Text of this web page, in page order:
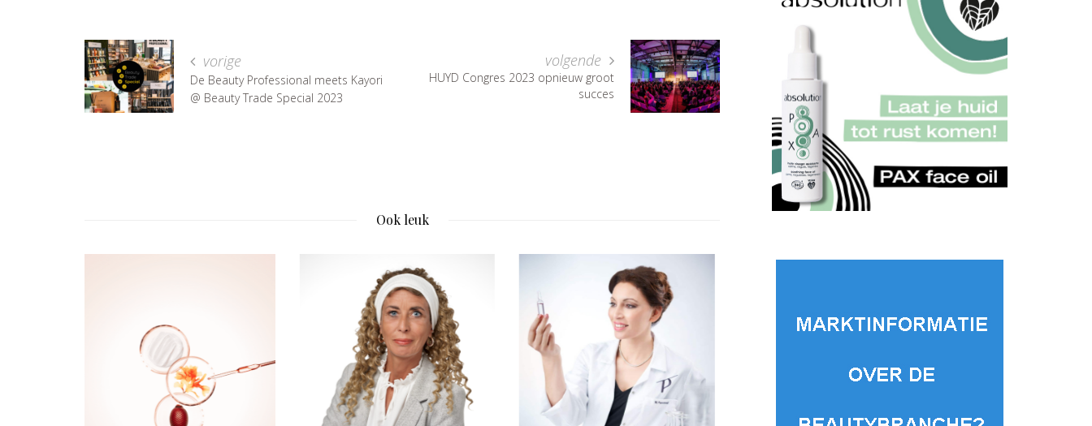
vorige
De Beauty Professional meets Kayori
@ Beauty Trade Special 2023
volgende
HUYD Congres 2023 opnieuw groot
succes
Ook leuk